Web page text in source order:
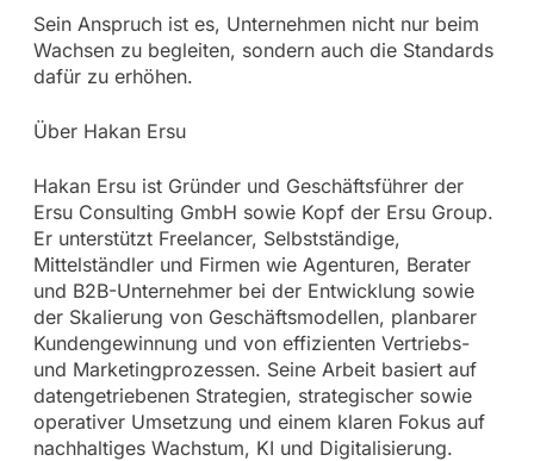
Sein Anspruch ist es, Unternehmen nicht nur beim
Wachsen zu begleiten, sondern auch die Standards
dafür zu erhöhen.
Über Hakan Ersu
Hakan Ersu ist Gründer und Geschäftsführer der
Ersu Consulting GmbH sowie Kopf der Ersu Group.
Er unterstützt Freelancer, Selbstständige,
Mittelständler und Firmen wie Agenturen, Berater
und B2B-Unternehmer bei der Entwicklung sowie
der Skalierung von Geschäftsmodellen, planbarer
Kundengewinnung und von effizienten Vertriebs-
und Marketingprozessen. Seine Arbeit basiert auf
datengetriebenen Strategien, strategischer sowie
operativer Umsetzung und einem klaren Fokus auf
nachhaltiges Wachstum, KI und Digitalisierung.